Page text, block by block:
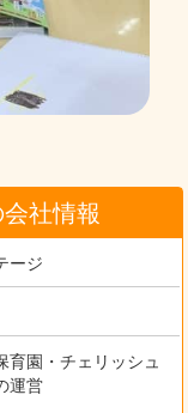
社情報
ージ
育園・チェリッシュ
運営